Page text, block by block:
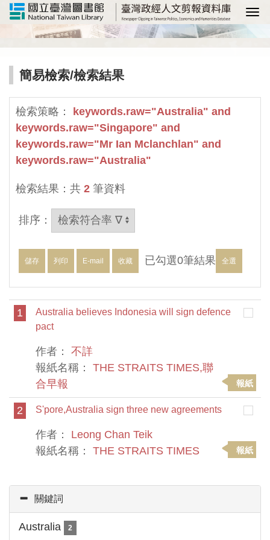
選
簡易檢索/檢索結果
檢索策略：
keywords.raw="Australia" and
keywords.raw="Singapore" and
keywords.raw="Mr Ian Mclanchlan" and
keywords.raw="Australia"
檢索結果：共 2 筆資料
排序：
儲存 列印 E-mail 收藏 已勾選0筆結果 全選
1
Australia believes Indonesia will sign defence
pact
作者： 不詳
報紙名稱： THE STRAITS TIMES,聯
合早報
報紙
2 S'pore,Australia sign three new agreements
作者： Leong Chan Teik
報紙名稱： THE STRAITS TIMES 報紙
關鍵詞
Australia 2